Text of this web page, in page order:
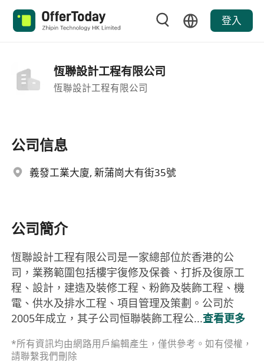
登入
恆聯設計工程有限公司
恆聯設計工程有限公司
公司信息
義發工業大廈, 新蒲崗大有街35號
公司簡介
恆聯設計工程有限公司是一家總部位於香港的公
司，業務範圍包括樓宇復修及保養、打拆及復原工
程、設計，建造及裝修工程、粉飾及裝飾工程、機
電、供水及排水工程、項目管理及策劃。公司於
2005年成立，其子公司恒聯裝飾工程公...查看更多
*所有資訊均由網路用戶編輯產生，僅供參考。如有侵權，
請聯繫我們刪除